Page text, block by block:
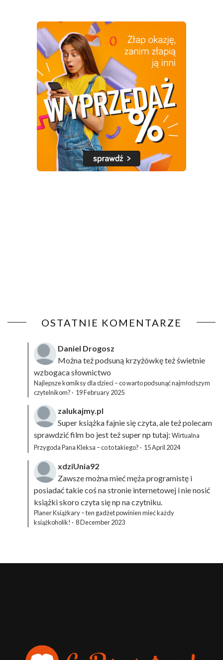
OSTATNIE KOMENTARZE
Daniel Drogosz
Można też podsuną krzyżówkęteż świetnie
wzbogaca słownictwo
Najlepsze komiksy dla dzieci – co warto podsunąć najmłodszym
czytelnikom? · 19 February 2025
zalukajmy.pl
Super książka fajnie się czyta, ale też polecam
sprawdzić film bo jest też super np tutaj: Wirtualna
Przygoda Pana Kleksa – co to takiego? · 15 April 2024
xdziUnia92
Zawsze można mieć męża programistę i
posiadać takie coś na stronie internetowej i nie nosić
książki skoro czyta się np na czytniku.
Planer Książkary – ten gadżet powinien mieć każdy
książkoholik! · 8 December 2023